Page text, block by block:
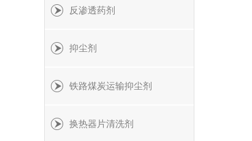
反渗透药剂
抑尘剂
铁路煤炭运输抑尘剂
换热器片清洗剂